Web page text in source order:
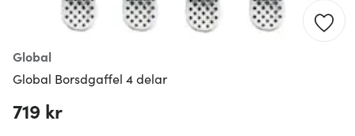
Global
Global Borsdgaffel 4 delar
719 kr